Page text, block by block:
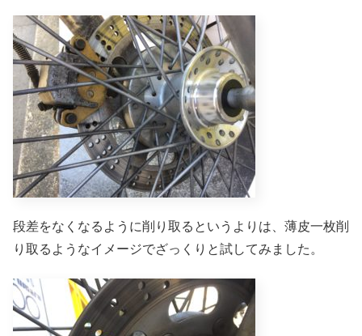
段差をなくなるように削り取るというよりは、薄皮一枚削
り取るようなイメージでざっくりと試してみました。